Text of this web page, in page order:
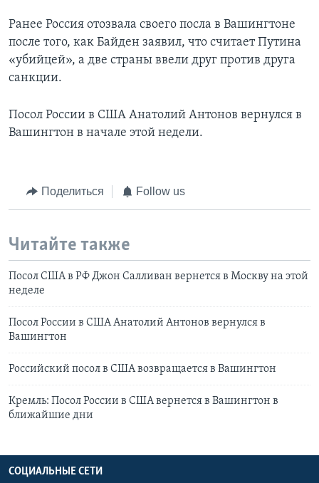
Ранее Россия отозвала своего посла в Вашингтоне
после того, как Байден заявил, что считает Путина
«убийцей», а две страны ввели друг против друга
санкции.
Посол России в США Анатолий Антонов вернулся в
Вашингтон в начале этой недели.
Поделиться Follow us
Читайте также
Посол США в РФ Джон Салливан вернется в Москву на этой
неделе
Посол России в США Анатолий Антонов вернулся в
Вашингтон
Российский посол в США возвращается в Вашингтон
Кремль: Посол России в США вернется в Вашингтон в
ближайшие дни
СОЦИАЛЬНЫЕ СЕТИ